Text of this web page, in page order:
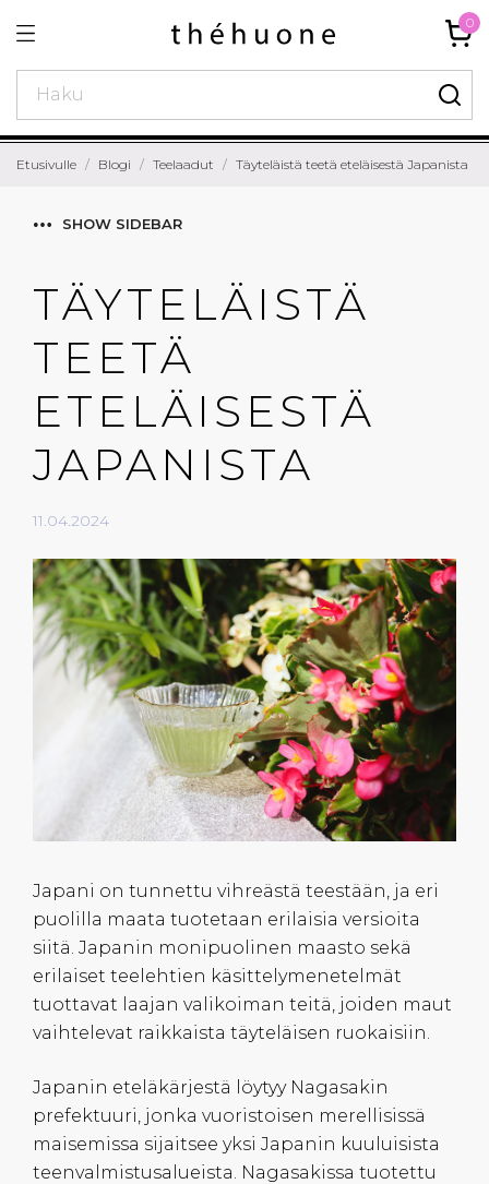
0
Etusivulle Blogi Teelaadut Täyteläistä teetä eteläisestä Japanista
SHOW SIDEBAR
TÄYTELÄISTÄ
TEETÄ
ETELÄISESTÄ
JAPANISTA
11.04.2024
Japani on tunnettu vihreästä teestään, ja eri
puolilla maata tuotetaan erilaisia versioita
siitä. Japanin monipuolinen maasto sekä
erilaiset teelehtien käsittelymenetelmät
tuottavat laajan valikoiman teitä, joiden maut
vaihtelevat raikkaista täyteläisen ruokaisiin.
Japanin eteläkärjestä löytyy Nagasakin
prefektuuri, jonka vuoristoisen merellisissä
maisemissa sijaitsee yksi Japanin kuuluisista
teenvalmistusalueista. Nagasakissa tuotettu